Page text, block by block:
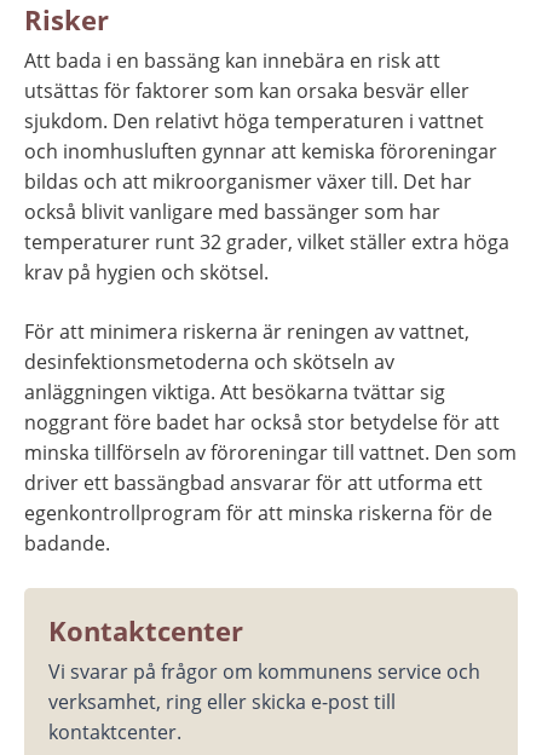
Risker
Att bada i en bassäng kan innebära en risk att
utsättas för faktorer som kan orsaka besvär eller
sjukdom. Den relativt höga temperaturen i vattnet
och inomhusluften gynnar att kemiska föroreningar
bildas och att mikroorganismer växer till. Det har
också blivit vanligare med bassänger som har
temperaturer runt 32 grader, vilket ställer extra höga
krav på hygien och skötsel.
För att minimera riskerna är reningen av vattnet,
desinfektionsmetoderna och skötseln av
anläggningen viktiga. Att besökarna tvättar sig
noggrant före badet har också stor betydelse för att
minska tillförseln av föroreningar till vattnet. Den som
driver ett bassängbad ansvarar för att utforma ett
egenkontrollprogram för att minska riskerna för de
badande.
Kontaktcenter
Vi svarar på frågor om kommunens service och
verksamhet, ring eller skicka e-post till
kontaktcenter.